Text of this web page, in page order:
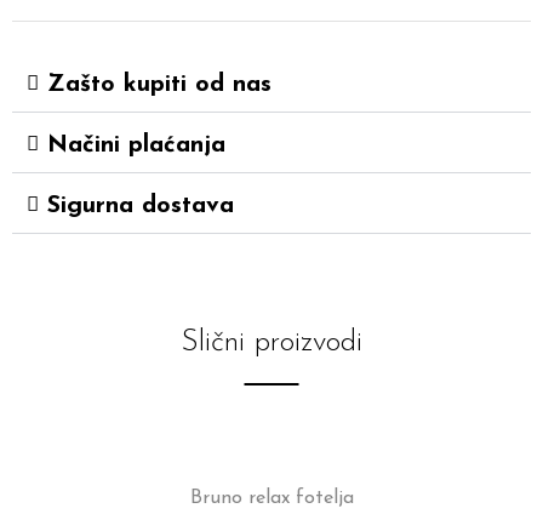
Zašto kupiti od nas
Načini plaćanja
Sigurna dostava
Slični proizvodi
Bruno relax fotelja